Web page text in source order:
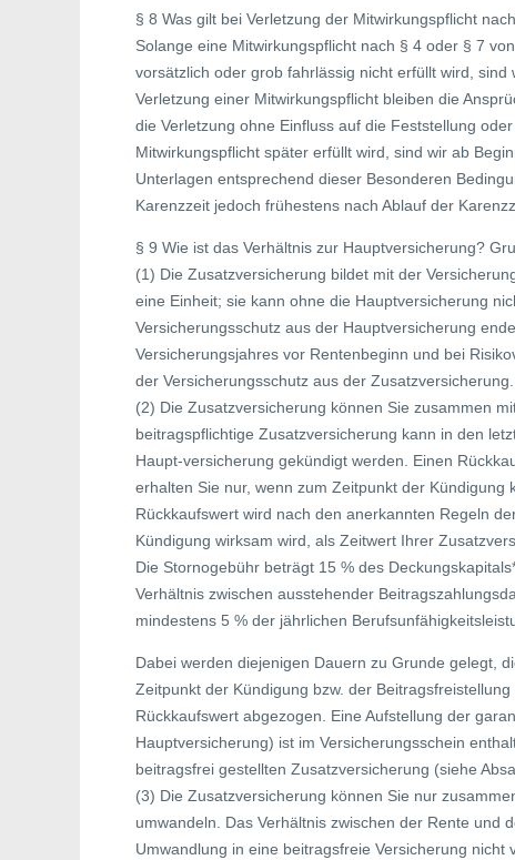
§ 8 Was gilt bei Verletzung der Mitwirkungspflicht
Solange eine Mitwirkungspflicht nach § 4 oder § 7
vorsätzlich oder grob fahrlässig nicht erfüllt wird,
Verletzung einer Mitwirkungspflicht bleiben die
die Verletzung ohne Einfluss auf die Feststellung
Mitwirkungspflicht später erfüllt wird, sind wir ab
Unterlagen entsprechend dieser Besonderen
Karenzzeit jedoch frühestens nach Ablauf der
§ 9 Wie ist das Verhältnis zur Hauptversicherung?
(1) Die Zusatzversicherung bildet mit der
eine Einheit; sie kann ohne die Hauptversicherung
Versicherungsschutz aus der Hauptversicherung
Versicherungsjahres vor Rentenbeginn und bei
der Versicherungsschutz aus der Zusatzversicherung.
(2) Die Zusatzversicherung können Sie zusammen
beitragspflichtige Zusatzversicherung kann in den
Haupt-versicherung gekündigt werden. Einen
erhalten Sie nur, wenn zum Zeitpunkt der
Rückkaufswert wird nach den anerkannten Regeln
Kündigung wirksam wird, als Zeitwert Ihrer
Die Stornogebühr beträgt 15 % des
Verhältnis zwischen ausstehender
mindestens 5 % der jährlichen
Dabei werden diejenigen Dauern zu Grunde gelegt,
Zeitpunkt der Kündigung bzw. der
Rückkaufswert abgezogen. Eine Aufstellung der
Hauptversicherung) ist im Versicherungsschein
beitragsfrei gestellten Zusatzversicherung (siehe
(3) Die Zusatzversicherung können Sie nur
umwandeln. Das Verhältnis zwischen der Rente und
Umwandlung in eine beitragsfreie Versicherung